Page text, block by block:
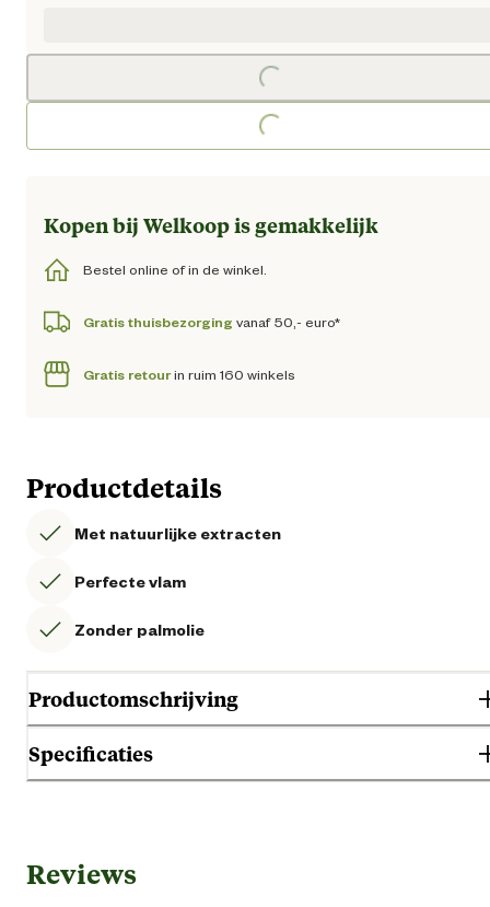
Loading...
Loading...
Kopen bij Welkoop is gemakkelijk
Bestel online of in de winkel.
Gratis thuisbezorging vanaf 50,- euro*
Gratis retourin ruim 160 winkels
Productdetails
Met natuurlijke extracten
Perfecte vlam
Zonder palmolie
Productomschrijving
Specificaties
Geschikt voor locatie
Reviews